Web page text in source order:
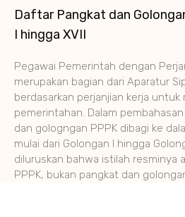
Daftar Pangkat dan
I hingga XVII
Pegawai Pemerintah dengan
merupakan bagian dari Aparatur
berdasarkan perjanjian kerja untuk
pemerintahan. Dalam
dan gologngan PPPK dibagi ke
mulai dari Golongan I hingga
diluruskan bahwa istilah resminya
PPPK, bukan pangkat dan